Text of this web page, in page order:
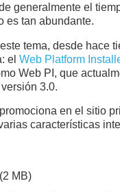
generalmente el
es tan abundante.
tema, desde hace
el Web Platform
Web PI, que
3.0.
en el sitio
características
MB)